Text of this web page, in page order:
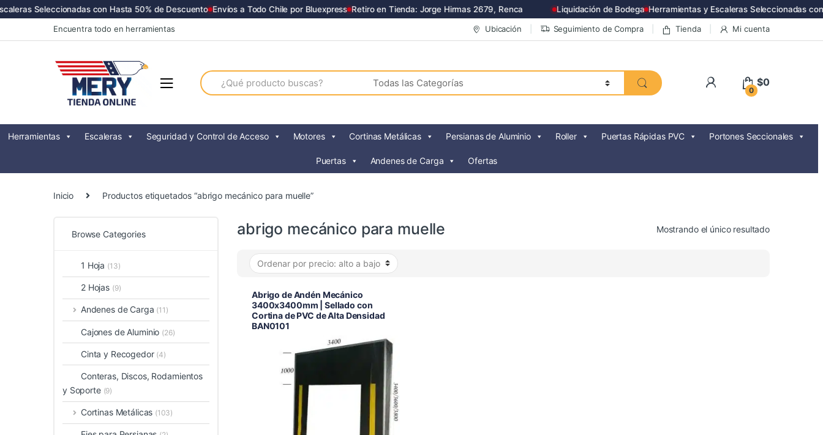
Seleccionadas con Hasta 50% de Descuento Envíos a Todo Chile por Bluexpress Retiro en Tienda: Jorge Hirmas 2679, Renca Liquidación de Bodega Herramientas y Escaleras Seleccionadas con
to
to
Encuentra todo en herramientas Ubicación Seguimiento de Compra Tienda Mi cuenta
Search
for:
0
$0
Herramientas Escaleras Seguridad y Control de Acceso Motores Cortinas Metálicas Persianas de Aluminio Roller Puertas Rápidas PVC Portones Seccionales
Puertas Andenes de Carga Ofertas
Inicio Productos etiquetados “abrigo mecánico para muelle”
abrigo mecánico para muelle Mostrando el único resultado
Abrigo de Andén Mecánico
3400x3400mm | Sellado con
Cortina de PVC de Alta Densidad
BAN0101
Browse Categories
1 Hoja (13)
2 Hojas (9)
Andenes de Carga (11)
Cajones de Aluminio (26)
Cinta y Recogedor (4)
Conteras, Discos, Rodamientos
y Soporte (9)
Cortinas Metálicas (103)